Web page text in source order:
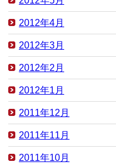
2012年4月
2012年3月
2012年2月
2012年1月
2011年12月
2011年11月
2011年10月